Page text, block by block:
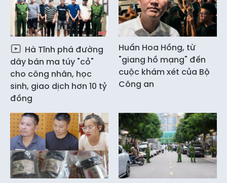
Hà Tĩnh phá đường
dây bán ma túy "cỏ"
cho công nhân, học
sinh, giao dịch hơn 10 tỷ
đồng
Huấn Hoa Hồng, từ
"giang hồ mạng" đến
cuộc khám xét của Bộ
Công an